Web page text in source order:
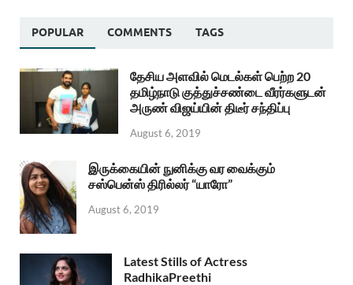
POPULAR COMMENTS TAGS
தேசிய அளவில் மெடல்கள் பெற்ற 20
தமிழ்நாடு குத்துச்சண்டை வீரர்களுடன்
அருண் விஜய்யின் திடீர் சந்திப்பு
August 6, 2019
இருக்கையின் நுனிக்கு வர வைக்கும்
சஸ்பென்ஸ் திரில்லர் “யாரோ”
August 6, 2019
Latest Stills of Actress
RadhikaPreethi